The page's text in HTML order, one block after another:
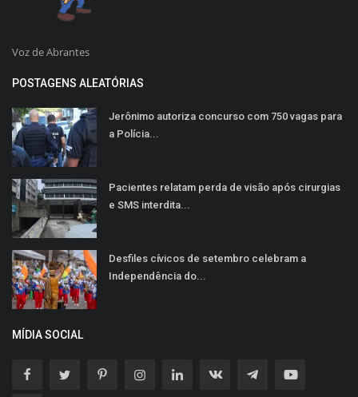
Voz de Abrantes
POSTAGENS ALEATÓRIAS
Jerônimo autoriza concurso com 750 vagas para
a Polícia...
Pacientes relatam perda de visão após cirurgias
e SMS interdita...
Desfiles cívicos de setembro celebram a
Independência do...
MÍDIA SOCIAL